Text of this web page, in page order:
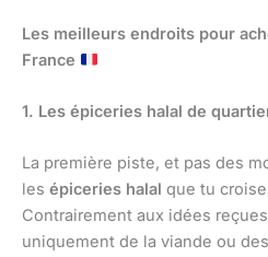
Les meilleurs endroits pour
France
1. Les épiceries halal de
La première piste, et pas des
les épiceries halal que tu
Contrairement aux idées
uniquement de la viande ou